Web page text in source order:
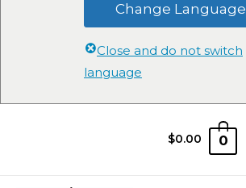
Change Language
Close and do not switch
language
$0.00 0